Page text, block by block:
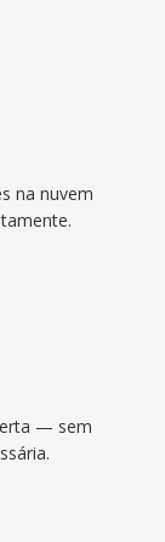
na nuvem
— sem